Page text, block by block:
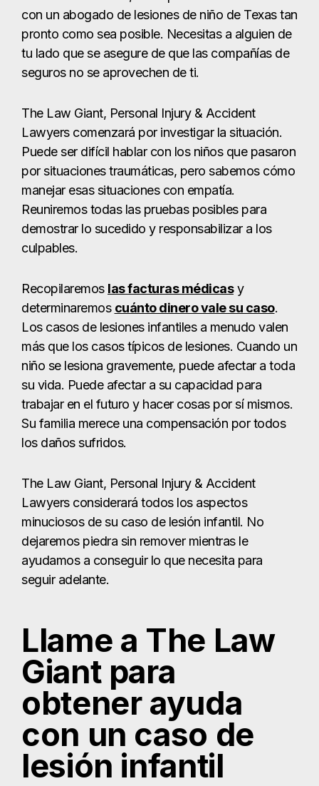
con un abogado de lesiones de niño de Texas tan
pronto como sea posible. Necesitas a alguien de
tu lado que se asegure de que las compañías de
seguros no se aprovechen de ti.
The Law Giant, Personal Injury & Accident
Lawyers comenzará por investigar la situación.
Puede ser difícil hablar con los niños que pasaron
por situaciones traumáticas, pero sabemos cómo
manejar esas situaciones con empatía.
Reuniremos todas las pruebas posibles para
demostrar lo sucedido y responsabilizar a los
culpables.
Recopilaremos las facturas médicasy
determinaremos cuánto dinero vale su caso.
Los casos de lesiones infantiles a menudo valen
más que los casos típicos de lesiones. Cuando un
niño se lesiona gravemente, puede afectar a toda
su vida. Puede afectar a su capacidad para
trabajar en el futuro y hacer cosas por sí mismos.
Su familia merece una compensación por todos
los daños sufridos.
The Law Giant, Personal Injury & Accident
Lawyers considerará todos los aspectos
minuciosos de su caso de lesión infantil. No
dejaremos piedra sin remover mientras le
ayudamos a conseguir lo que necesita para
seguir adelante.
Llame a The Law
Giant para
obtener ayuda
con un caso de
lesión infantil